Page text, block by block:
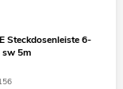
Steckdosenleiste 6-
sw 5m